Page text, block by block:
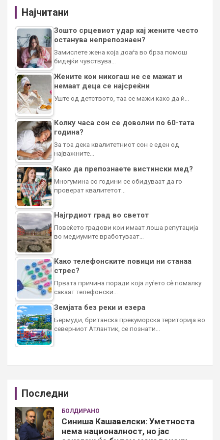
Најчитани
Зошто срцевиот удар кај жените често
останува непрепознаен?
Замислете жена која доаѓа во брза помош
бидејќи чувствува…
Жените кои никогаш не се мажат и
немаат деца се најсреќни
Уште од детството, таа се мажи како да ѝ…
Колку часа сон се доволни по 60-тата
година?
За тоа дека квалитетниот сон е еден од
најважните…
Како да препознаете вистински мед?
Многумина со години се обидуваат да го
проверат квалитетот…
Најгрдиот град во светот
Повеќето градови кои имаат лоша репутација
во медиумите вработуваат…
Како телефонските повици ни станаа
стрес?
Првата причина поради која луѓето сè помалку
сакаат телефонски…
Земјата без реки и езера
Бермуди, британска прекуморска територија во
северниот Атлантик, се познати…
Последни
БОЛДИРАНО
Синиша Кашавелски: Уметноста
нема националност, но јас